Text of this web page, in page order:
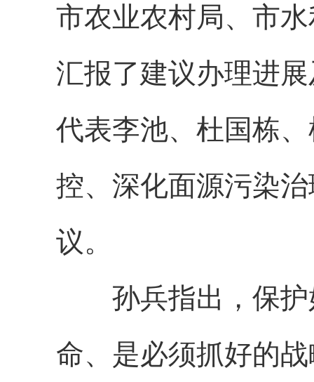
市农业农村局、市
汇报了建议办理进
代表李池、杜国栋
控、深化面源污染
议。
孙兵指出，保护
命、是必须抓好的